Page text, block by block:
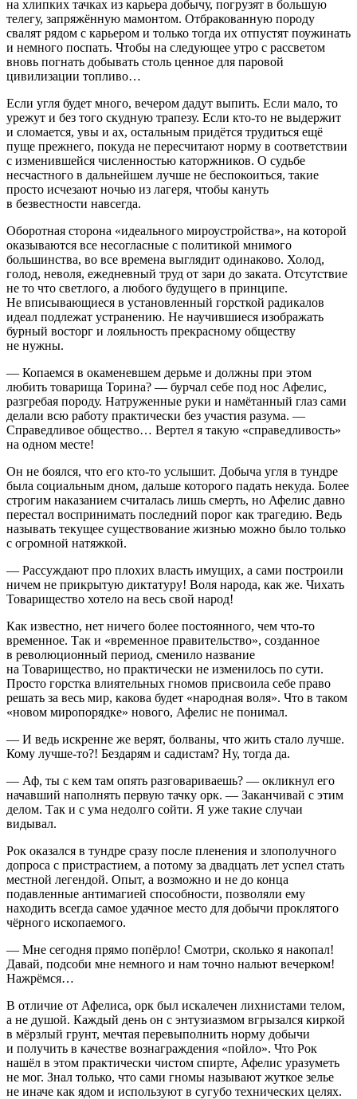
на хлипких тачках из карьера добычу, погрузят в большую
телегу, запряжённую мамонтом. Отбракованную породу
свалят рядом с карьером и только тогда их отпустят поужинать
и немного поспать. Чтобы на следующее утро с рассветом
вновь погнать добывать столь ценное для паровой
цивилизации топливо…
Если угля будет много, вечером дадут выпить. Если мало, то
урежут и без того скудную трапезу. Если кто-то не выдержит
и сломается, увы и ах, остальным придётся трудиться ещё
пуще прежнего, покуда не пересчитают норму в соответствии
с изменившейся численностью каторжников. О судьбе
несчастного в дальнейшем лучше не беспокоиться, такие
просто исчезают ночью из лагеря, чтобы кануть
в безвестности навсегда.
Оборотная сторона «идеального мироустройства», на которой
оказываются все несогласные с политикой мнимого
большинства, во все времена выглядит одинаково. Холод,
голод, неволя, ежедневный труд от зари до заката. Отсутствие
не то что светлого, а любого будущего в принципе.
Не вписывающиеся в установленный горсткой радикалов
идеал подлежат устранению. Не научившиеся изображать
бурный восторг и лояльность прекрасному обществу
не нужны.
— Копаемся в окаменевшем дерьме и должны при этом
любить товарища Торина? — бурчал себе под нос Афелис,
разгребая породу. Натруженные руки и намётанный глаз сами
делали всю работу практически без участия разума. —
Справедливое общество… Вертел я такую «справедливость»
на одном месте!
Он не боялся, что его кто-то услышит. Добыча угля в тундре
была социальным дном, дальше которого падать некуда. Более
строгим наказанием считалась лишь смерть, но Афелис давно
перестал воспринимать последний порог как трагедию. Ведь
называть текущее существование жизнью можно было только
с огромной натяжкой.
— Рассуждают про плохих власть имущих, а сами построили
ничем не прикрытую диктатуру! Воля народа, как же. Чихать
Товарищество хотело на весь свой народ!
Как известно, нет ничего более постоянного, чем что-то
временное. Так и «временное правительство», созданное
в революционный период, сменило название
на Товарищество, но практически не изменилось по сути.
Просто горстка влиятельных гномов присвоила себе право
решать за весь мир, какова будет «народная воля». Что в таком
«новом миропорядке» нового, Афелис не понимал.
— И ведь искренне же верят, болваны, что жить стало лучше.
Кому лучше-то?! Бездарям и садистам? Ну, тогда да.
— Аф, ты с кем там опять разговариваешь? — окликнул его
начавший наполнять первую тачку орк. — Заканчивай с этим
делом. Так и с ума недолго сойти. Я уже такие случаи
видывал.
Рок оказался в тундре сразу после пленения и злополучного
допроса с пристрастием, а потому за двадцать лет успел стать
местной легендой. Опыт, а возможно и не до конца
подавленные антимагией способности, позволяли ему
находить всегда самое удачное место для добычи проклятого
чёрного ископаемого.
— Мне сегодня прямо попёрло! Смотри, сколько я накопал!
Давай, подсоби мне немного и нам точно нальют вечерком!
Нажрёмся…
В отличие от Афелиса, орк был искалечен лихнистами телом,
а не душой. Каждый день он с энтузиазмом вгрызался киркой
в мёрзлый грунт, мечтая перевыполнить норму добычи
и получить в качестве вознаграждения «пойло». Что Рок
нашёл в этом практически чистом спирте, Афелис уразуметь
не мог. Знал только, что сами гномы называют жуткое зелье
не иначе как ядом и используют в сугубо технических целях.